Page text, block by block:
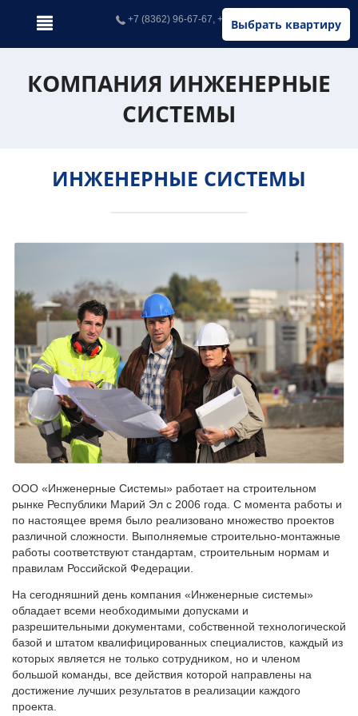
Выбрать квартиру
+7 (8362) 96-67-67, +7 (902) 326-67-67
КОМПАНИЯ ИНЖЕНЕРНЫЕ
СИСТЕМЫ
ИНЖЕНЕРНЫЕ СИСТЕМЫ
ООО «Инженерные Системы» работает на строительном
рынке Республики Марий Эл с 2006 года. С момента работы и
по настоящее время было реализовано множество проектов
различной сложности. Выполняемые строительно-монтажные
работы соответствуют стандартам, строительным нормам и
правилам Российской Федерации.
На сегодняшний день компания «Инженерные системы»
обладает всеми необходимыми допусками и
разрешительными документами, собственной технологической
базой и штатом квалифицированных специалистов, каждый из
которых является не только сотрудником, но и членом
большой команды, все действия которой направлены на
достижение лучших результатов в реализации каждого
проекта.